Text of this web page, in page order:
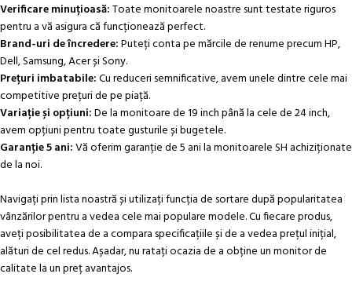
Verificare minuțioasă:Toate monitoarele noastre sunt testate riguros
pentru a vă asigura că funcționează perfect.
Brand-uri de încredere:Puteți conta pe mărcile de renume precum HP,
Dell, Samsung, Acer și Sony.
Prețuri imbatabile:Cu reduceri semnificative, avem unele dintre cele mai
competitive prețuri de pe piață.
Variație și opțiuni:De la monitoare de 19 inch până la cele de 24 inch,
avem opțiuni pentru toate gusturile și bugetele.
Garanție 5 ani:Vă oferim garanție de 5 ani la monitoarele SH achiziționate
de la noi.
Navigați prin lista noastră și utilizați funcția de sortare după popularitatea
vânzărilor pentru a vedea cele mai populare modele. Cu fiecare produs,
aveți posibilitatea de a compara specificațiile și de a vedea prețul inițial,
alături de cel redus. Așadar, nu ratați ocazia de a obține un monitor de
calitate la un preț avantajos.